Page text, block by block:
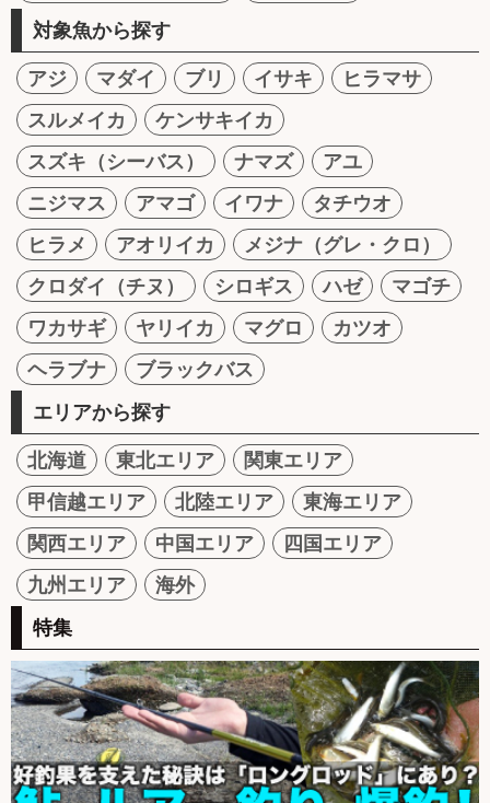
対象魚から探す
アジ マダイ ブリ イサキ
ヒラマサ
スルメイカ
ケンサキイカ
スズキ（シーバス）
ナマズ
アユ
ニジマス
アマゴ イワナ
タチウオ
ヒラメ
アオリイカ
メジナ（グレ・クロ）
クロダイ（チヌ）
シロギス ハゼ
マゴチ
ワカサギ
ヤリイカ マグロ
カツオ
ヘラブナ
ブラックバス
エリアから探す
北海道 東北エリア
関東エリア
甲信越エリア
北陸エリア
東海エリア
関西エリア
中国エリア
四国エリア
九州エリア
海外
特集